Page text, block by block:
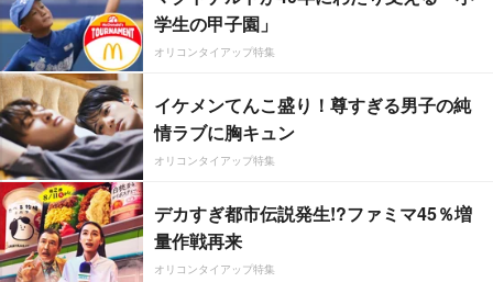
学生の甲子園」
オリコンタイアップ特集
イケメンてんこ盛り！尊すぎる男子の純
情ラブに胸キュン
オリコンタイアップ特集
デカすぎ都市伝説発生!?ファミマ45％増
量作戦再来
オリコンタイアップ特集